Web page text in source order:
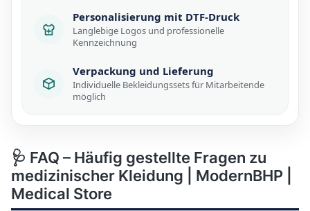
Personalisierung mit DTF-Druck
Langlebige Logos und professionelle
Kennzeichnung
Verpackung und Lieferung
Individuelle Bekleidungssets für Mitarbeitende
möglich
🩺 FAQ – Häufig gestellte Fragen zu
medizinischer Kleidung | ModernBHP |
Medical Store